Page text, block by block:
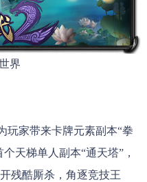
界
家带来卡牌元素副本“拳
天梯单人副本“通天塔”，
残酷厮杀，角逐竞技王